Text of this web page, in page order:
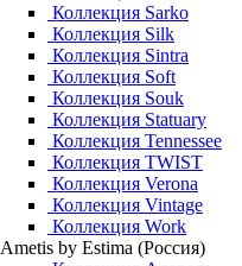
Коллекция Sarko
Коллекция Silk
Коллекция Sintra
Коллекция Soft
Коллекция Souk
Коллекция Statuary
Коллекция Tennessee
Коллекция TWIST
Коллекция Verona
Коллекция Vintage
Коллекция Work
Ametis by Estima (Россия)